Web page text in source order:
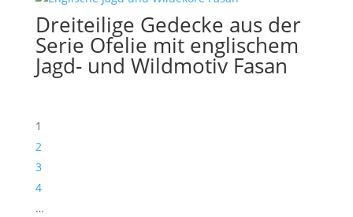
Dreiteilige Gedecke aus der
Serie Ofelie mit englischem
Jagd- und Wildmotiv Fasan
1
2
3
4
…